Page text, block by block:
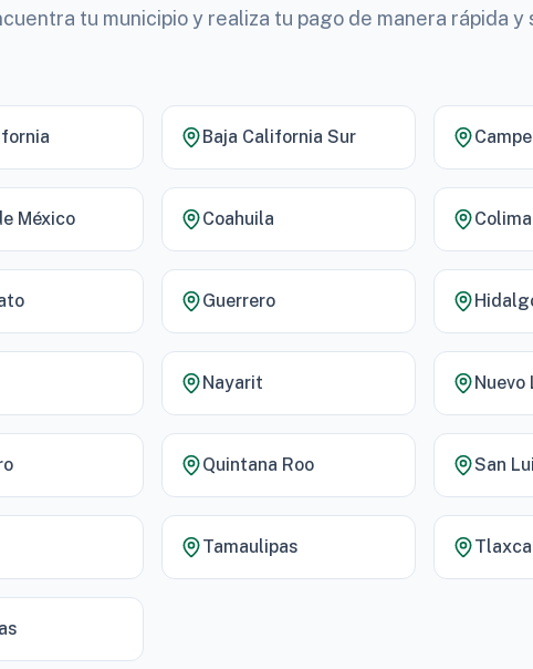
tu municipio y realiza tu pago de manera rápida y
Baja California Sur
México Coahuila Colima
Guerrero
Nayarit Nuevo
Quintana Roo San
Tamaulipas